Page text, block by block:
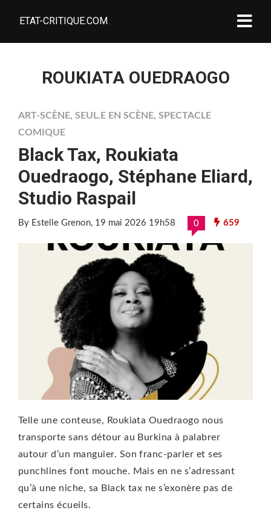
ETAT-CRITIQUE.COM
ROUKIATA OUEDRAOGO
ART-SCÈNE, SEUL.E EN SCÈNE, SPECTACLE
COMIQUE
Black Tax, Roukiata
Ouedraogo, Stéphane Eliard,
Studio Raspail
By Estelle Grenon, 19 mai 2026 19h58 0 659
Telle une conteuse, Roukiata Ouedraogo nous
transporte sans détour au Burkina à palabrer
autour d’un manguier. Son franc-parler et ses
punchlines font mouche. Mais en ne s’adressant
qu’à une niche, sa Black tax ne s’exonère pas de
certains écueils.